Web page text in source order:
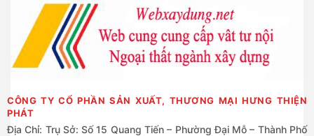
CÔNG TY CỔ PHẦN SẢN XUẤT, THƯƠNG MẠI HƯNG THIỆN
PHÁT
Địa Chỉ: Trụ Sở: Số 15 Quang Tiến – Phường Đại Mỗ – Thành Phố